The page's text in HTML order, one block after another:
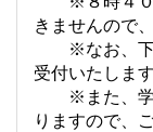
きませんので
※なお、下記
受付いたします
※また、学校
りますので、